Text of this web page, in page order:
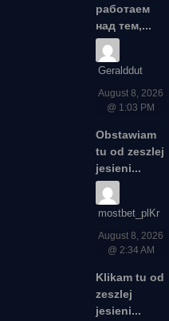
работаем
над тем,...
Geralddut
August 8, 2026
@ 1:03 PM
Obstawiam
tu od zeszlej
jesieni...
mostbet_plKr
August 8, 2026
@ 2:34 AM
Klikam tu od
zeszlej
jesieni...